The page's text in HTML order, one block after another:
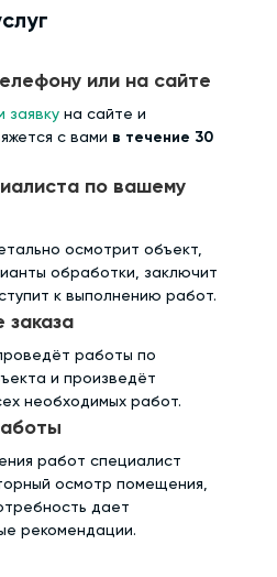
или на сайте
заявку на сайте и
с вами в течение 30
по вашему
осмотрит объект,
обработки, заключит
к выполнению работ.
заказа
работы по
и произведёт
необходимых работ.
работ специалист
осмотр помещения,
дает
рекомендации.